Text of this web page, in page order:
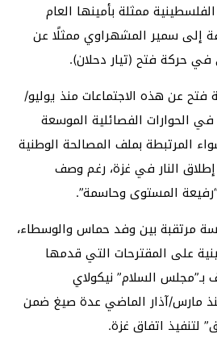
ممثلة بأمينها العام
إلى سمير المشهراوي ممثلًا عن
في حركة فتح (تيار دحلان).
عن هذه الاجتماعات منذ يوليو/
في الحوارات الفصائلية الموسعة
المرتبطة بملف المصالحة الوطنية
النار في غزة، رغم وصف
“رفيعة المستوى وحاسمة”.
مرتقبة بين وفد حماس والوسطاء،
على المقترحات التي قدمها
السلام” نيكولاي
مارس/آذار الماضي عدة صيغ ضمن
لتنفيذ اتفاق غزة.